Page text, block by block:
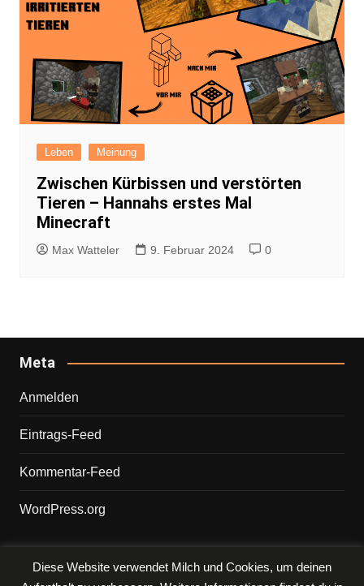
Leben Meinung
Zwischen Kürbissen und verstörten
Tieren – Hannahs erstes Mal
Minecraft
Max Watteler 9. Februar 2024 0
Meta
Anmelden
Eintrags-Feed
Kommentar-Feed
WordPress.org
Copyright © 2026 PHILIPP. Alle Rechte vorbehalten.
Diese Website verwendet Milch und Cookies, um deinen